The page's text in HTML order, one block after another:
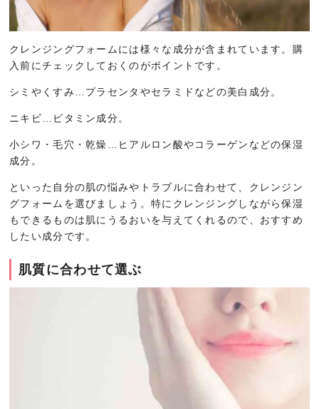
クレンジングフォームには様々な成分が含まれています。購
入前にチェックしておくのがポイントです。
シミやくすみ…プラセンタやセラミドなどの美白成分。
ニキビ…ビタミン成分。
小シワ・毛穴・乾燥…ヒアルロン酸やコラーゲンなどの保湿
成分。
といった自分の肌の悩みやトラブルに合わせて、クレンジン
グフォームを選びましょう。特にクレンジングしながら保湿
もできるものは肌にうるおいを与えてくれるので、おすすめ
したい成分です。
肌質に合わせて選ぶ